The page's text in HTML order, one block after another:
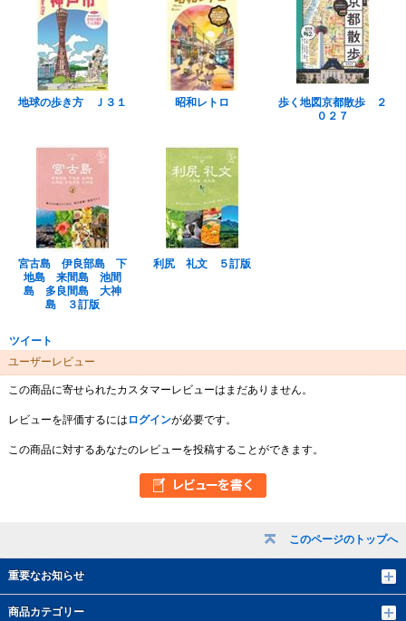
このページのトップへ
重要なお知らせ
商品カテゴリー
地球の歩き方 Ｊ３１ 昭和レトロ
歩く地図京都散歩 ２
０２７
宮古島 伊良部島 下
地島 来間島 池間
島 多良間島 大神
島 ３訂版
利尻 礼文 ５訂版
ツイート
ユーザーレビュー
この商品に寄せられたカスタマーレビューはまだありません。
レビューを評価するには ログインが必要です。
この商品に対するあなたのレビューを投稿することができます。